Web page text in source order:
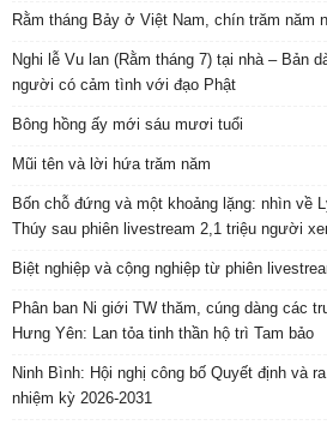
Rằm tháng Bảy ở Việt Nam, chín trăm năm
Nghi lễ Vu lan (Rằm tháng 7) tại nhà – Bản
người có cảm tình với đạo Phật
Bông hồng ấy mới sáu mươi tuổi
Mũi tên và lời hứa trăm năm
Bốn chỗ đứng và một khoảng lặng: nhìn về
Thúy sau phiên livestream 2,1 triệu người
Biệt nghiệp và cộng nghiệp từ phiên
Phân ban Ni giới TW thăm, cúng dàng các
Hưng Yên: Lan tỏa tinh thần hộ trì Tam bảo
Ninh Bình: Hội nghị công bố Quyết định và
nhiệm kỳ 2026-2031